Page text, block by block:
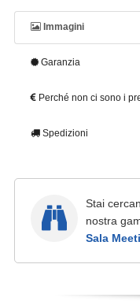
Immagini
Garanzia
Perché non ci sono i
Spedizioni
Stai
nostra
Sala